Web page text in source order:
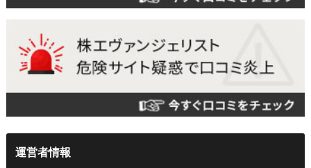
運営者情報